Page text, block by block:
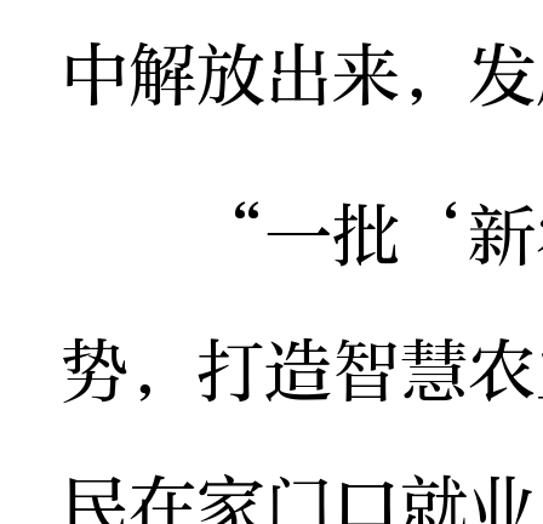
中解放出来，
“一批‘新
势，打造智慧
民在家门口就